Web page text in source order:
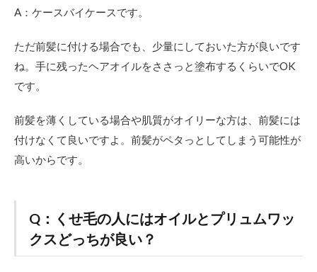
A：ケースバイケースです。
ただ前髪に付ける場合でも、少量にしておいた方が良いです
ね。手に残ったヘアオイルをささっと塗布するくらいでOK
です。
前髪を薄くしている場合や肌質がオイリーな方は、前髪には
付けなくて良いですよ。前髪がペタっとしてしまう可能性が
高いからです。
Q：くせ毛の人にはオイルとプリュムワッ
クスどっちが良い？